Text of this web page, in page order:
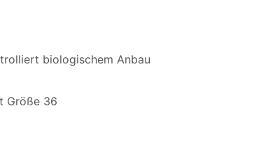
biologischem Anbau
Größe 36